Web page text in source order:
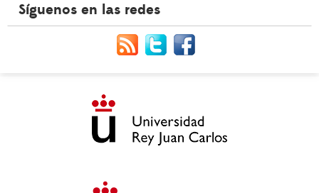
Síguenos en las redes